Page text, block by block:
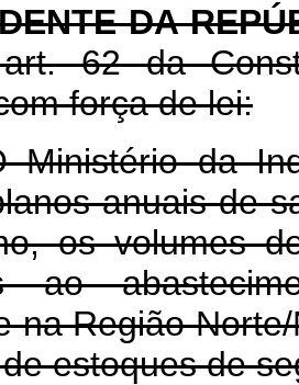
DA
62 da
força de lei:
Ministério da
anuais de
os volumes
ao
na Região
estoques de